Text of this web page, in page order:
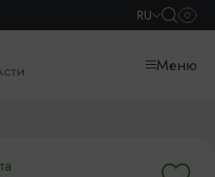
RU
Меню